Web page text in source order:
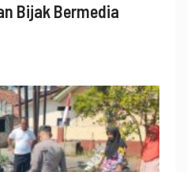
Bijak Bermedia